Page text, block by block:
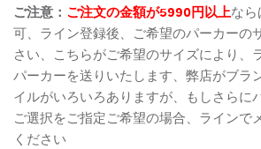
ご注意： ご注文の金額が5990円以上な
可、ライン登録後、ご希望のパーカーの
さい、こちらがご希望のサイズにより、
パーカーを送りいたします、弊店がブラ
イルがいろいろありますが、もしさらに
ご選択をご指定ご希望の場合、ラインで
ください